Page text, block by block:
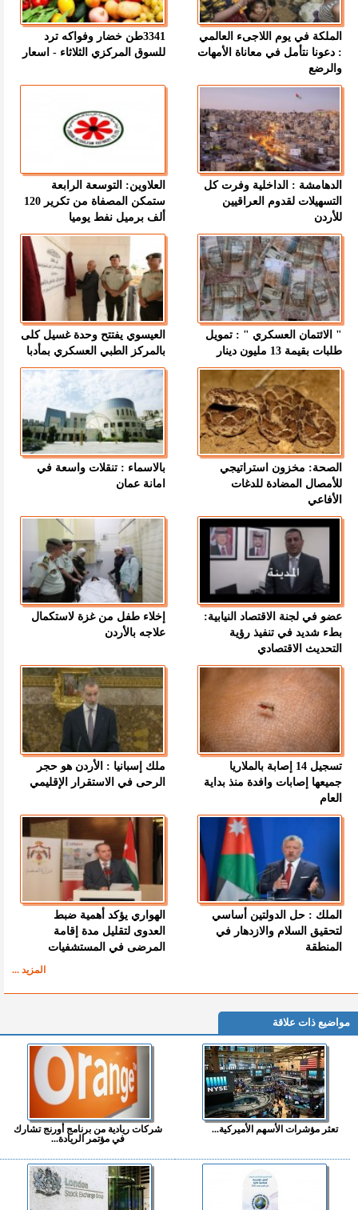
الملكة في يوم اللاجىء العالمي
: دعونا نتأمل في معاناة الأمهات
والرضع
3341طن خضار وفواكه ترد
للسوق المركزي الثلاثاء - اسعار
الدهامشة : الداخلية وفرت كل
التسهيلات لقدوم العراقيين
للأردن
العلاوين: التوسعة الرابعة
ستمكن المصفاة من تكرير 120
ألف برميل نفط يوميا
" الائتمان العسكري " : تمويل
طلبات بقيمة 13 مليون دينار
العيسوي يفتتح وحدة غسيل كلى
بالمركز الطبي العسكري بمأدبا
الصحة: مخزون استراتيجي
للأمصال المضادة للدغات
الأفاعي
بالاسماء : تنقلات واسعة في
امانة عمان
عضو في لجنة الاقتصاد النيابية:
بطء شديد في تنفيذ رؤية
التحديث الاقتصادي
إخلاء طفل من غزة لاستكمال
علاجه بالأردن
تسجيل 14 إصابة بالملاريا
جميعها إصابات وافدة منذ بداية
العام
ملك إسبانيا : الأردن هو حجر
الرحى في الاستقرار الإقليمي
الملك : حل الدولتين أساسي
لتحقيق السلام والازدهار في
المنطقة
الهواري يؤكد أهمية ضبط
العدوى لتقليل مدة إقامة
المرضى في المستشفيات
المزيد ...
مواضيع ذات علاقة
تعثر مؤشرات الأسهم الأميركية...
شركات ريادية من برنامج أورنج تشارك
في مؤتمر الريادة...